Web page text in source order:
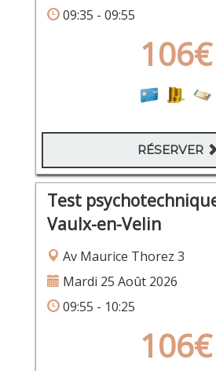
09:35 - 09:55
106€
RÉSERVER
Test
Vaulx-en-Velin
Av Maurice Thorez 3
Mardi 25 Août 2026
09:55 - 10:25
106€